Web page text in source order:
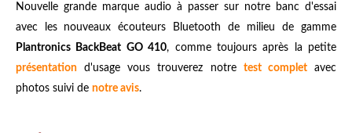
Nouvelle grande marque audio à passer sur notre banc d'essai
avec les
nouveaux écouteurs Bluetooth de milieu de gamme
Plantronics BackBeat GO 410, comme toujours après la petite
présentation d'usage vous trouverez notre test completavec
photos suivi de notre avis.